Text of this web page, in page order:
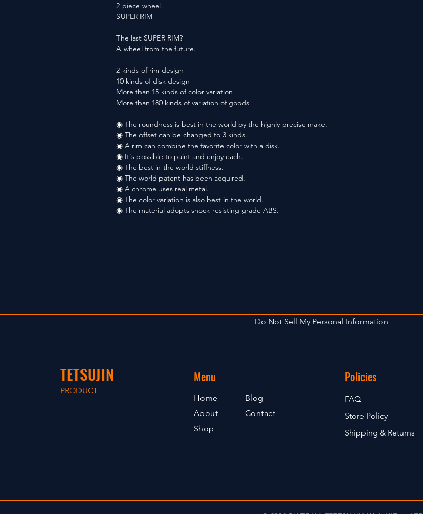
2 piece wheel.
SUPER RIM
The last SUPER RIM?
A wheel from the future.
2 kinds of rim design
10 kinds of disk design
More than 15 kinds of color variation
More than 180 kinds of variation of goods
◉ The roundness is best in the world by the highly precise make.
◉ The offset can be changed to 3 kinds.
◉ A rim can combine the favorite color with a disk.
◉ It's possible to paint and enjoy each.
◉ The best in the world stiffness.
◉ The world patent has been acquired.
◉ A chrome uses real metal.
◉ The color variation is also best in the world.
◉ The material adopts shock-resisting grade ABS.
TETSUJIN
PRODUCT
Menu
Home
About
Shop
Blog
Contact
Policies
FAQ
Store Policy
Shipping & Returns
Do Not Sell My Personal Information